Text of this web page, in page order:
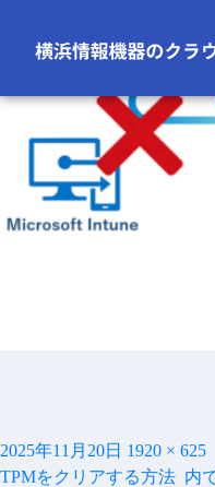
次の画像
投
稿
2025年11月20日 フ
ル
1920 × 625
投
TPMをクリアする方法 内